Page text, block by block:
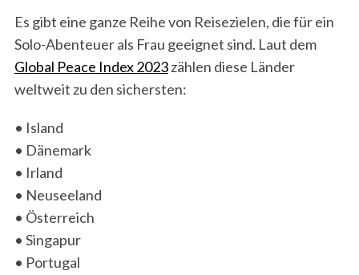
Es gibt eine ganze Reihe von Reisezielen, die für ein
Solo-Abenteuer als Frau geeignet sind. Laut dem
Global Peace Index 2023zählen diese Länder
weltweit zu den sichersten:
• Island
• Dänemark
• Irland
• Neuseeland
• Österreich
• Singapur
• Portugal